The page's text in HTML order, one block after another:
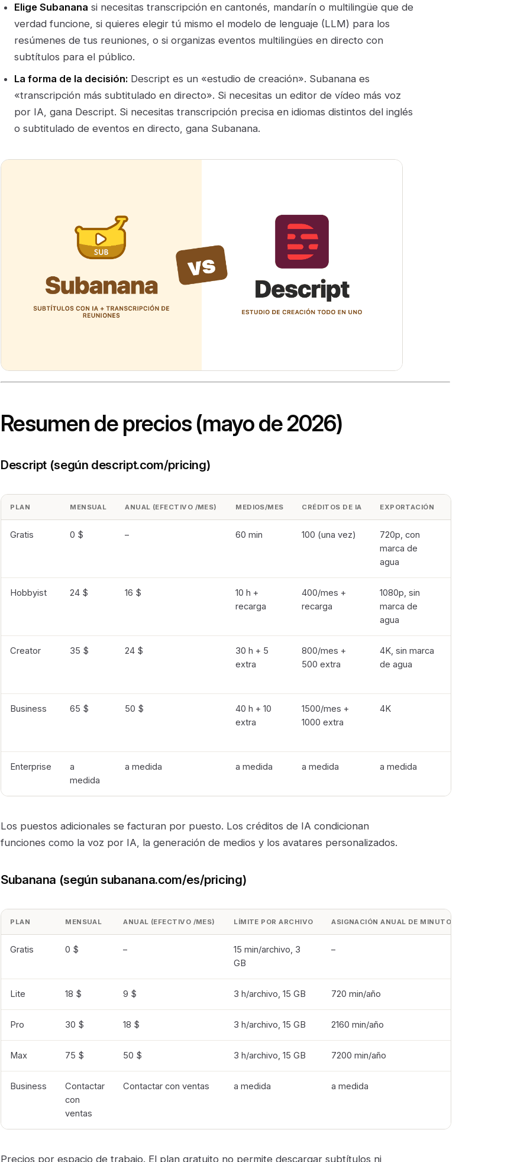
Elige Subanana si necesitas transcripción en cantonés, mandarín o multilingüe que de
verdad funcione, si quieres elegir tú mismo el modelo de lenguaje (LLM) para los
resúmenes de tus reuniones, o si organizas eventos multilingües en directo con
subtítulos para el público.
La forma de la decisión: Descript es un «estudio de creación». Subanana es
«transcripción más subtitulado en directo». Si necesitas un editor de vídeo más voz
por IA, gana Descript. Si necesitas transcripción precisa en idiomas distintos del inglés
o subtitulado de eventos en directo, gana Subanana.
Resumen de precios (mayo de 2026)
Descript (según descript.com/pricing)
PLAN MENSUAL ANUAL (EFECTIVO /MES) MEDIOS/MES CRÉDITOS DE IA EXPORTACIÓN
Gratis 0 $ – 60 min 100 (una vez)
720p, con
marca de
agua
Hobbyist 24 $ 16 $
10 h +
recarga
400/mes +
recarga
1080p, sin
marca de
agua
Creator 35 $ 24 $
30 h + 5
extra
800/mes +
500 extra
4K, sin marca
de agua
Business 65 $ 50 $
40 h + 10
extra
1500/mes +
1000 extra
4K
Enterprise
a
medida
a medida a medida a medida a medida
Los puestos adicionales se facturan por puesto. Los créditos de IA condicionan
funciones como la voz por IA, la generación de medios y los avatares personalizados.
Subanana (según subanana.com/es/pricing)
PLAN MENSUAL ANUAL (EFECTIVO /MES) LÍMITE POR ARCHIVO ASIGNACIÓN ANUAL DE MINUTOS
Gratis 0 $ –
15 min/archivo, 3
GB
–
Lite 18 $ 9 $ 3 h/archivo, 15 GB 720 min/año
Pro 30 $ 18 $ 3 h/archivo, 15 GB 2160 min/año
Max 75 $ 50 $ 3 h/archivo, 15 GB 7200 min/año
Business
Contactar
con
ventas
Contactar con ventas a medida a medida
Precios por espacio de trabajo. El plan gratuito no permite descargar subtítulos ni